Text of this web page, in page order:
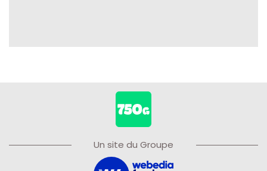
Un site du Groupe